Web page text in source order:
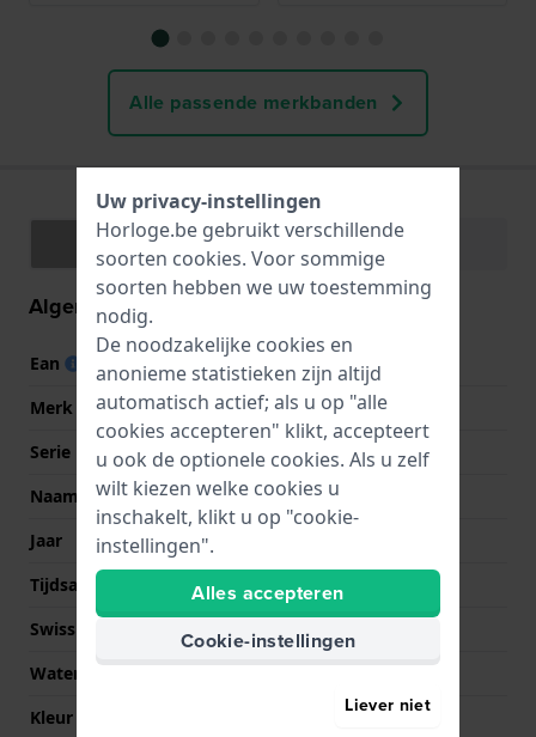
Alle passende merkbanden
Specificaties Functies
Algemene informatie
Ean
7611608283134
Merk
Tissot
Serie
T-Sport
Naam
XL
Jaar
Tijdsaanduiding
Analoog
Swiss Made
Waterdichtheid
10 Bar (zwemmen)
Kleur Wijzerplaat
Uw privacy-instellingen
Horloge.be gebruikt verschillende
soorten cookies. Voor sommige
soorten hebben we uw toestemming
nodig.
De noodzakelijke cookies en
anonieme statistieken zijn altijd
automatisch actief; als u op "alle
cookies accepteren" klikt, accepteert
u ook de optionele cookies. Als u zelf
wilt kiezen welke cookies u
inschakelt, klikt u op "cookie-
instellingen".
Alles accepteren
Cookie-instellingen
Liever niet